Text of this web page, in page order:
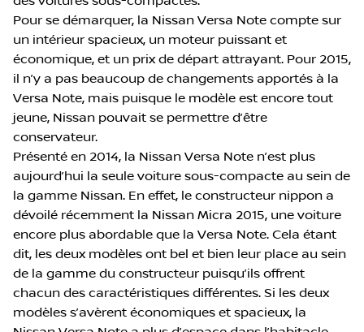
Pour se démarquer, la Nissan Versa Note compte sur
un intérieur spacieux, un moteur puissant et
économique, et un prix de départ attrayant. Pour 2015,
il n’y a pas beaucoup de changements apportés à la
Versa Note, mais puisque le modèle est encore tout
jeune, Nissan pouvait se permettre d’être
conservateur.
Présenté en 2014, la Nissan Versa Note n’est plus
aujourd’hui la seule voiture sous-compacte au sein de
la gamme Nissan. En effet, le constructeur nippon a
dévoilé récemment la Nissan Micra 2015, une voiture
encore plus abordable que la Versa Note. Cela étant
dit, les deux modèles ont bel et bien leur place au sein
de la gamme du constructeur puisqu’ils offrent
chacun des caractéristiques différentes. Si les deux
modèles s’avèrent économiques et spacieux, la